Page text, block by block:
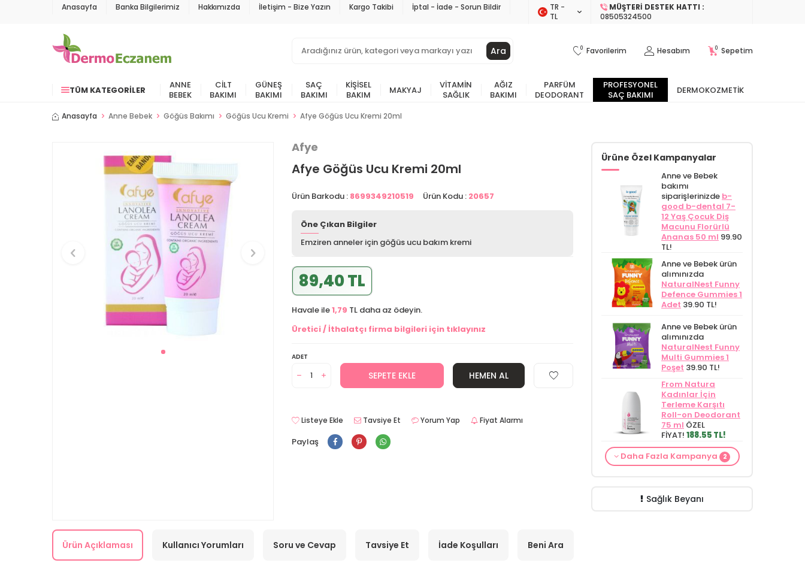
Anasayfa Banka Bilgilerimiz Hakkımızda İletişim - Bize Yazın Kargo Takibi İptal - İade - Sorun Bildir
TR −
TL
MÜŞTERI DESTEK HATTI :
08505324500
Ara 0 Favorilerim Hesabım 0 Sepetim
TÜM KATEGORILER
ANNE
BEBEK
CILT
BAKIMI
GÜNEŞ
BAKIMI
SAÇ
BAKIMI
KIŞISEL
BAKIM
MAKYAJ
VITAMIN
SAĞLIK
AĞIZ
BAKIMI
PARFÜM
DEODORANT
PROFESYONEL
SAÇ BAKIMI
DERMOKOZMETIK
Anasayfa Anne Bebek Göğüs Bakımı Göğüs Ucu Kremi Afye Göğüs Ucu Kremi 20ml
Afye
Afye Göğüs Ucu Kremi 20ml
Ürün Barkodu : 8699349210519 Ürün Kodu : 20657
Öne Çıkan Bilgiler
Emziren anneler için göğüs ucu bakım kremi
89,40 TL
Havale ile1,79 TL daha az ödeyin.
Üretici / İthalatçı firma bilgileri için tıklayınız
ADET
SEPETE EKLE HEMEN AL
Listeye Ekle Tavsiye Et Yorum Yap Fiyat Alarmı
Paylaş
Ürüne Özel Kampanyalar
Anne ve Bebek
bakımı
siparişlerinizde b-
good b-dental 7-
12 Yaş Çocuk Diş
Macunu Florürlü
Ananas 50 ml 99.90
TL!
Anne ve Bebek ürün
alımınızda
NaturalNest Funny
Defence Gummies 1
Adet 39.90 TL!
Anne ve Bebek ürün
alımınızda
NaturalNest Funny
Multi Gummies 1
Poşet 39.90 TL!
From Natura
Kadınlar İçin
Terleme Karşıtı
Roll-on Deodorant
75 ml ÖZEL
FİYAT! 188.55 TL!
Alls Biocosmetics
Organik Anti
Stretch Mark
ml ÖZEL FİYAT
399.90 TL!
Anne ve Bebek bakımı
siparişlerinizdeCARINE
Daha Fazla Kampanya 2
Sağlık Beyanı
Ürün Açıklaması Kullanıcı Yorumları Soru ve Cevap Tavsiye Et İade Koşulları Beni Ara